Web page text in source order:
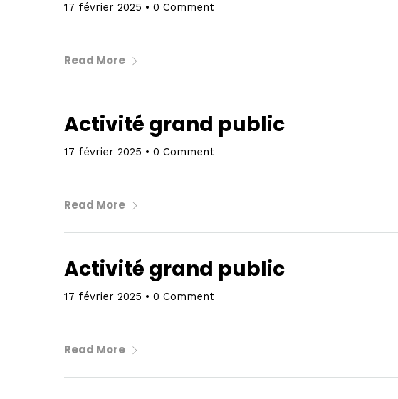
17 février 2025 • 0 Comment
Read More
Activité grand public
17 février 2025 • 0 Comment
Read More
Activité grand public
17 février 2025 • 0 Comment
Read More